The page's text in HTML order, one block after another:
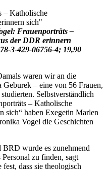
Frauenporträts –
der DDR erinnern
3-429-06756-4; 19,90
waren wir an die
– eine von 56 Frauen,
Selbstverständlich
– Katholische
sich“ haben Exegetin Marlen
Vogel die Geschichten
wurde es zunehmend
zu finden, sagt
dass sie theologisch